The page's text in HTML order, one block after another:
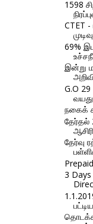
1598
CTET -
69%
இன்று
G.O
நகைக்
தேர்வு
3